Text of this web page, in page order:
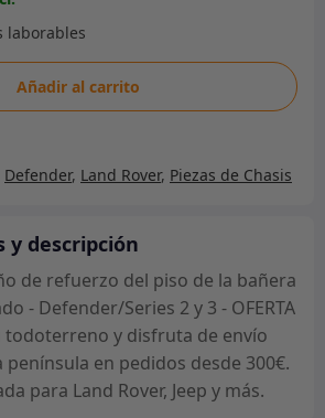
Añadir al carrito
Defender, Land Rover, Piezas de Chasis
y descripción
de refuerzo del piso de la bañera
- Defender/Series 2 y 3 - OFERTA
todoterreno y disfruta de envío
en pedidos desde 300€.
para Land Rover, Jeep y más.